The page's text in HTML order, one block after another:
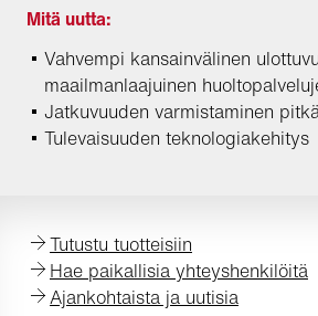
Mitä uutta:
Vahvempi kansainvälinen
maailmanlaajuinen
Jatkuvuuden varmistaminen
Tulevaisuuden teknologiakehitys
Tutustu tuotteisiin
Hae paikallisia yhteyshenkilöitä
Ajankohtaista ja uutisia